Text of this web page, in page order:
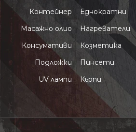
Контейнер
Масажно олио
Консумативи
Подложки
UV лампи
Еднократни
Нагреватели
Козметика
Пинсети
Кърпи